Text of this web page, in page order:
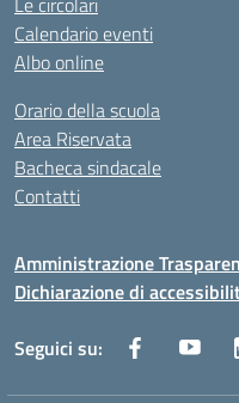
Calendario eventi
Albo online
Orario della scuola
Area Riservata
Bacheca sindacale
Contatti
Amministrazione
Dichiarazione di
Seguici su: